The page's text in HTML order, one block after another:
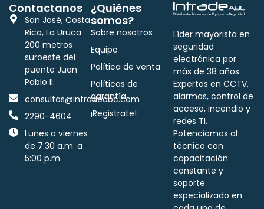
Líder mayorista en
seguridad
electrónica por
más de 38 años.
Expertos en CCTV,
alarmas, control de
acceso, incendio y
redes TI.
Potenciamos al
técnico con
capacitación
constante y
soporte
especializado en
¿Quiénes
somos?
Sobre nosotros
Equipo
Política de venta
Políticas de
garantía
¡Registrate!
Contactanos
San José, Costa
Rica, La Uruca
200 metros
suroeste del
puente Juan
Pablo II.
consultas@intradeabc.com
2290-4604
Lunes a viernes
de 7:30 a.m. a
5:00 p.m.